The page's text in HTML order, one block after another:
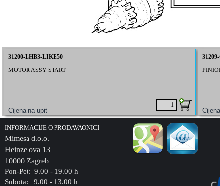
31200-LHB3-LIKE50
MOTOR ASSY START
INFORMACIJE O PRODAVAONICI
Mimesa d.o.o.
Heinzelova 13
10000 Zagreb
Pon-Pet: 9.00 - 19.00 h
Subota: 9.00 - 13.00 h